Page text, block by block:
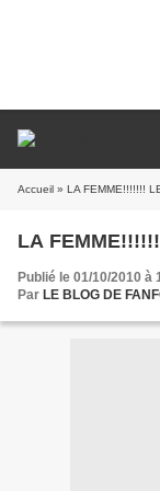
Accueil » LA FEMME!!!!!!!
LA
Publié le 01/10/2010 à
Par LE BLOG DE